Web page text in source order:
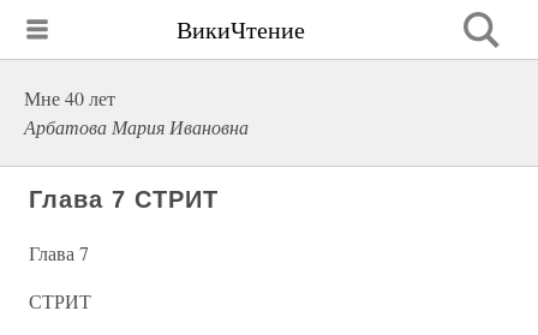
ВикиЧтение
Мне 40 лет
Арбатова Мария Ивановна
Глава 7 СТРИТ
Глава 7
СТРИТ